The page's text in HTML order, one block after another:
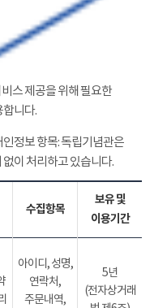
스 제공을 위해 필요한
합니다.
정보 항목: 독립기념관은
이 처리하고 있습니다.
수집항목
보유 및
이용기간
아이디, 성명,
연락처,
주문내역,
5년
(전자상거래